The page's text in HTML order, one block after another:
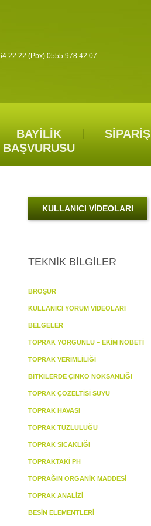
22 22 (pbx) 0555 978 42 07
BAYİLİK
BAŞVURUSU
SİPARİŞ
KULLANICI VİDEOLARI
TEKNİK BİLGİLER
BROŞÜR
KULLANICI YORUM VİDEOLARI
BELGELER
TOPRAK YORGUNLU – EKİM NÖBETİ
TOPRAK VERİMLİLİĞİ
BİTKİLERDE ÇİNKO NOKSANLIĞI
TOPRAK ÇÖZELTİSİ SUYU
TOPRAK HAVASI
TOPRAK TUZLULUĞU
TOPRAK SICAKLIĞI
TOPRAKTAKİ PH
TOPRAĞIN ORGANİK MADDESİ
TOPRAK ANALİZİ
BESİN ELEMENTLERİ